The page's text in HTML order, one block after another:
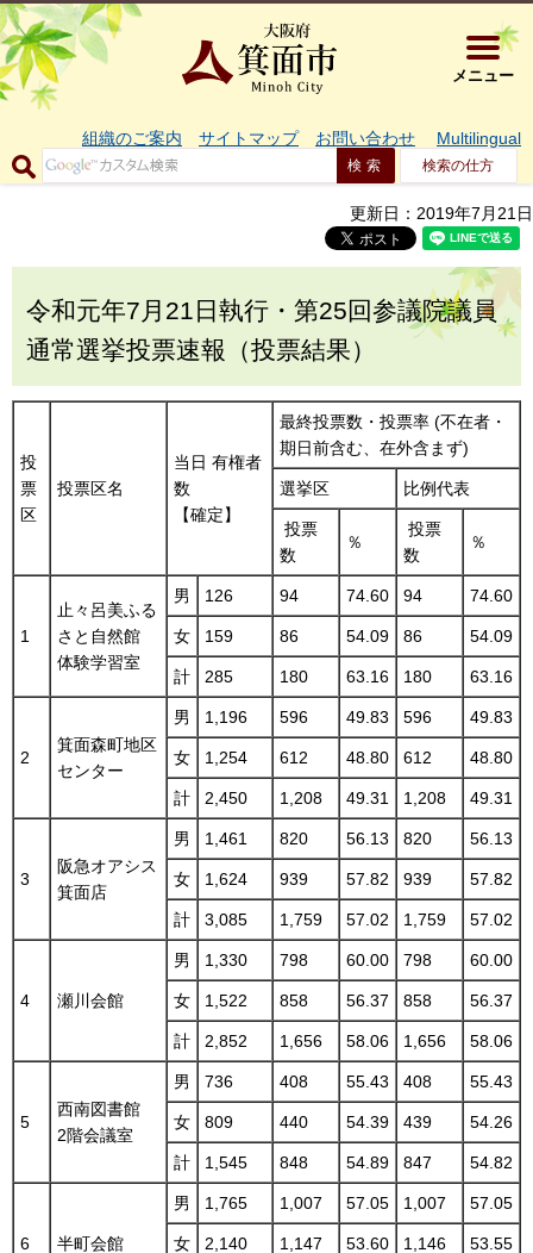
大阪府箕
メニュー
組織のご案内 サイトマップ お問い合わせ Multilingual
検索の仕方
更新日：2019年7月21日
令和元年7月21日執行・第25回参議院議員
通常選挙投票速報（投票結果）
投
票
区
投票区名
当日 有権者
数
【確定】
最終投票数・投票率 (不在者・
期日前含む、在外含まず)
選挙区 比例代表
投票
数
％
投票
数
％
1
止々呂美ふる
さと自然館
体験学習室
男 126 94 74.60 94 74.60
女 159 86 54.09 86 54.09
計 285 180 63.16 180 63.16
2
箕面森町地区
センター
男 1,196 596 49.83 596 49.83
女 1,254 612 48.80 612 48.80
計 2,450 1,208 49.31 1,208 49.31
3
阪急オアシス
箕面店
男 1,461 820 56.13 820 56.13
女 1,624 939 57.82 939 57.82
計 3,085 1,759 57.02 1,759 57.02
4 瀬川会館
男 1,330 798 60.00 798 60.00
女 1,522 858 56.37 858 56.37
計 2,852 1,656 58.06 1,656 58.06
5
西南図書館
2階会議室
男 736 408 55.43 408 55.43
女 809 440 54.39 439 54.26
計 1,545 848 54.89 847 54.82
6 半町会館
男 1,765 1,007 57.05 1,007 57.05
女 2,140 1,147 53.60 1,146 53.55